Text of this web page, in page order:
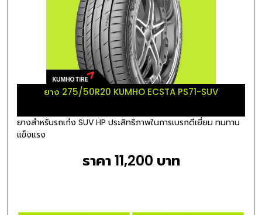
ยาง 275/50R20 KUMHO ECSTA PS71-SUV
ยางสำหรับรถเก๋ง SUV HP ประสิทธิภาพในการเบรกดีเยี่ยม ทนทาน
แข็งแรง
ราคา 11,200 บาท